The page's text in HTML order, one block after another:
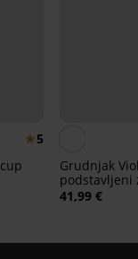
5
Grudnjak
podstavljeni
41,99 €